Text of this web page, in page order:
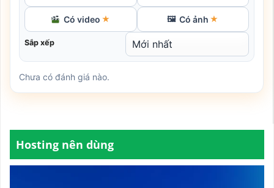
Có video ★ 🖼 Có ảnh ★
Sắp xếp
Chưa có đánh giá nào.
Hosting nên dùng